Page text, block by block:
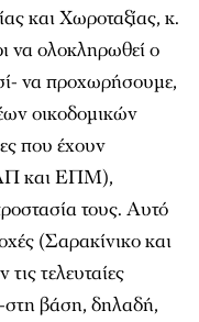
και Χωροταξίας, κ.
να ολοκληρωθεί ο
να προχωρήσουμε,
οικοδομικών
που έχουν
και ΕΠΜ),
τους. Αυτό
(Σαρακίνικο και
τελευταίες
στη βάση, δηλαδή,